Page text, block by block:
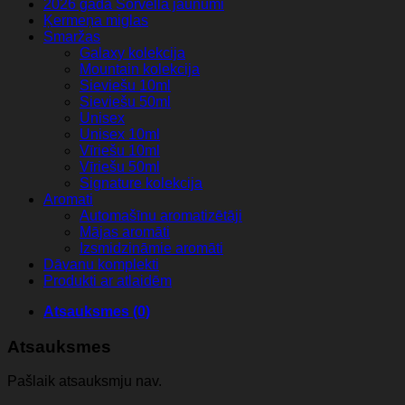
EDP
(iedvesmots
no
Molecule)
daudzums
2026 gada Sorvella jaunumi
Ķermeņa miglas
Smaržas
Galaxy kolekcija
Mountain kolekcija
Sieviešu 10ml
Sieviešu 50ml
Unisex
Unisex 10ml
Vīriešu 10ml
Vīriešu 50ml
Signature kolekcija
Aromati
Automašīnu aromatizētāji
Mājas aromāti
Izsmidzināmie aromāti
Dāvanu komplekti
Produkti ar atlaidēm
Atsauksmes (0)
Atsauksmes
Pašlaik atsauksmju nav.